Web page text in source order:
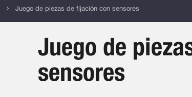
Juego de piezas de fijación con sensores
Juego de
sensores